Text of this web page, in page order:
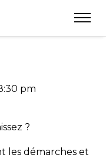
pm
?
les démarches et